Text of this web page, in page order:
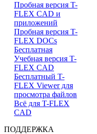
Пробная версия T-
FLEX CAD и
приложений
Пробная версия T-
FLEX DOCs
Бесплатная
Учебная версия T-
FLEX CAD
Бесплатный T-
FLEX Viewer для
просмотра файлов
Всё для T-FLEX
CAD
ПОДДЕРЖКА